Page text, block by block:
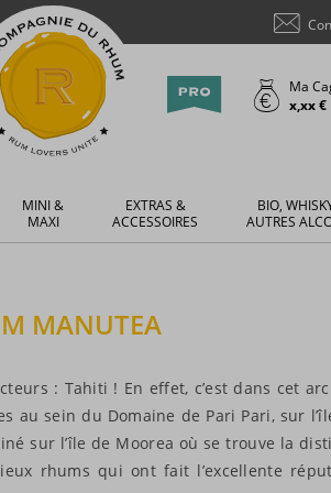
Ma
x,xx €
MINI &
MAXI
EXTRAS &
ACCESSOIRES
BIO,
AUTRES
MANUTEA
: Tahiti ! En effet, c’est dans cet
sein du Domaine de Pari Pari, sur
sur l’île de Moorea où se trouve la
rhums qui ont fait l’excellente